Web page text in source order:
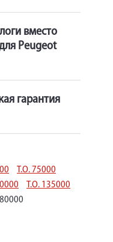
вместо
Peugeot
гарантия
Т.О. 75000
Т.О. 135000